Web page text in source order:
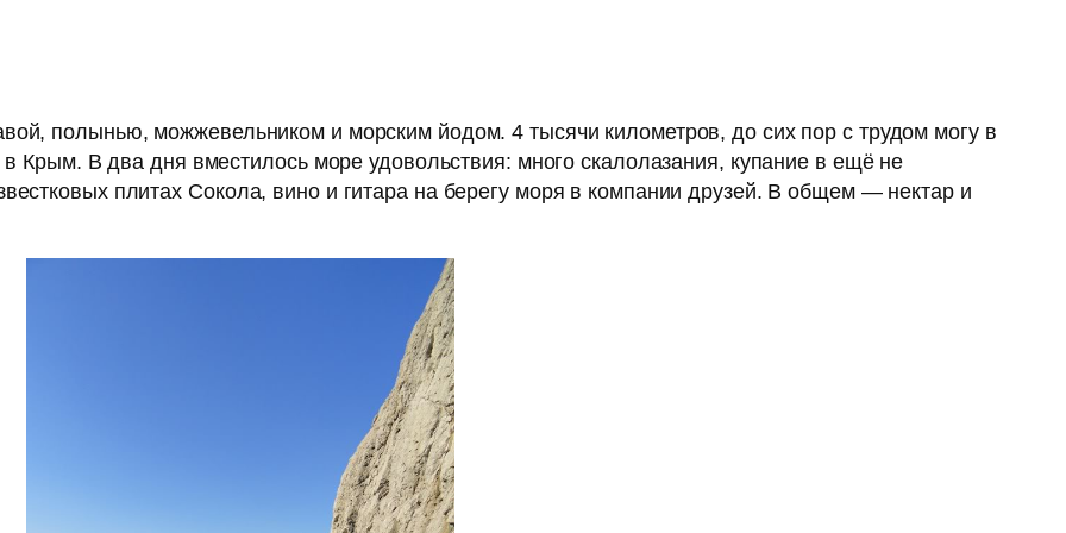
полынью, можжевельником и морским йодом. 4 тысячи километров, до сих пор с трудом могу в
Крым. В два дня вместилось море удовольствия: много скалолазания, купание в ещё не
плитах Сокола, вино и гитара на берегу моря в компании друзей. В общем — нектар и